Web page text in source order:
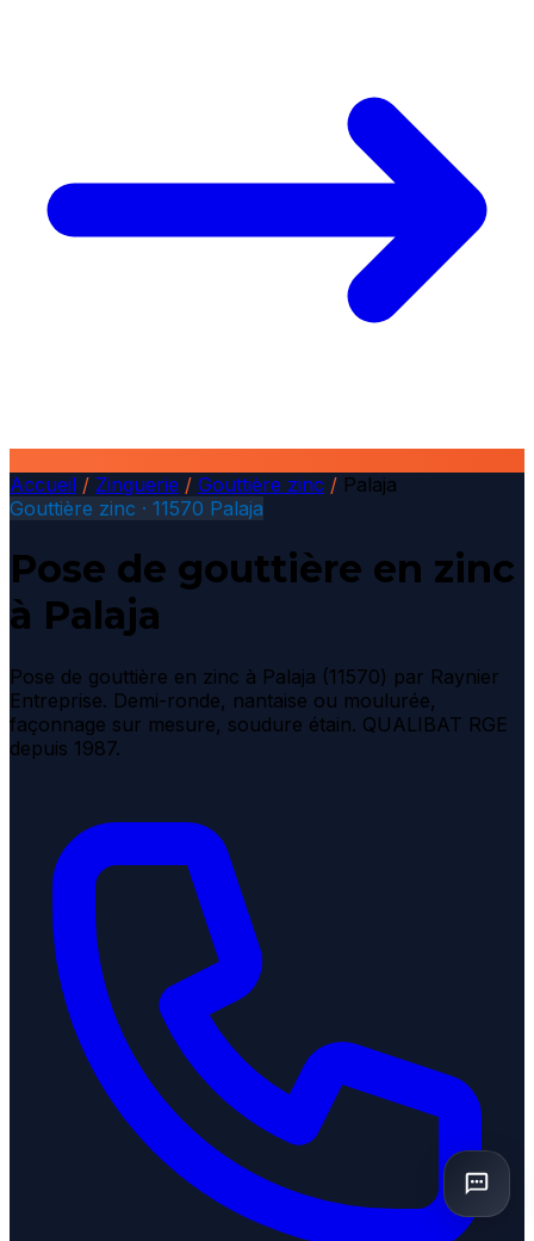
Accueil / Zinguerie / Gouttière zinc / Palaja
Gouttière zinc · 11570 Palaja
Pose de gouttière en zinc
à Palaja
Pose de gouttière en zinc à Palaja (11570) par Raynier
Entreprise. Demi-ronde, nantaise ou moulurée,
façonnage sur mesure, soudure étain. QUALIBAT RGE
depuis 1987.